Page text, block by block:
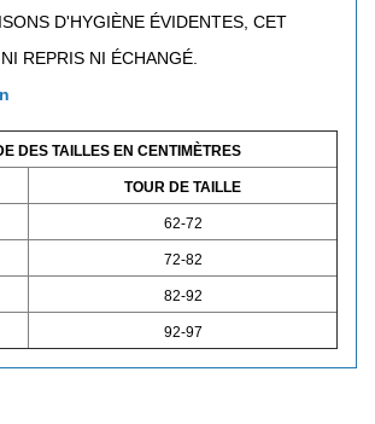
D'HYGIÈNE ÉVIDENTES, CET
REPRIS NI ÉCHANGÉ.
DES TAILLES EN CENTIMÈTRES
TOUR DE TAILLE
62-72
72-82
82-92
92-97